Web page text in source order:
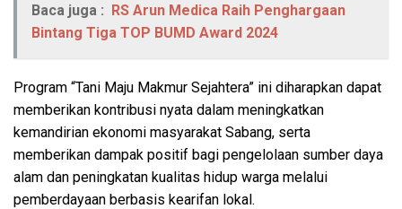
Baca juga : RS Arun Medica Raih Penghargaan
Bintang Tiga TOP BUMD Award 2024
Program “Tani Maju Makmur Sejahtera” ini diharapkan dapat
memberikan kontribusi nyata dalam meningkatkan
kemandirian ekonomi masyarakat Sabang, serta
memberikan dampak positif bagi pengelolaan sumber daya
alam dan peningkatan kualitas hidup warga melalui
pemberdayaan berbasis kearifan lokal.